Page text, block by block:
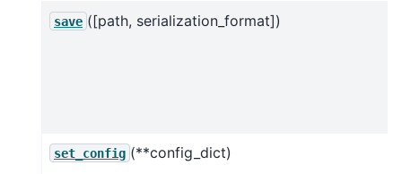
save ([path, serialization_format])
set_config (**config_dict)